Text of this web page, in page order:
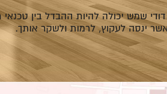
שמש יכולה להיות ההבדל בין
ינסה לעקוץ, לרמות ולשקר אותך.